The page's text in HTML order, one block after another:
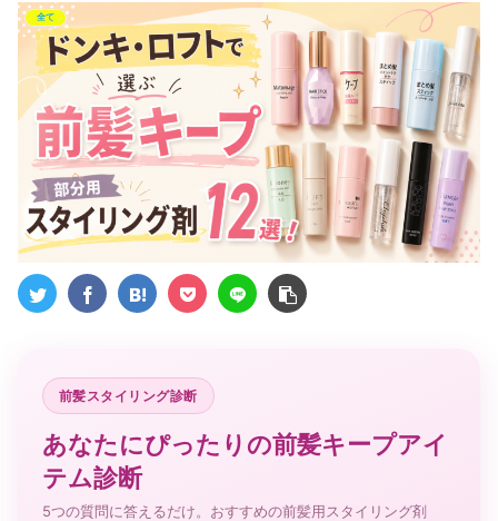
全て
前髪スタイリング診断
あなたにぴったりの前髪キープアイ
テム診断
5つの質問に答えるだけ。おすすめの前髪用スタイリング剤